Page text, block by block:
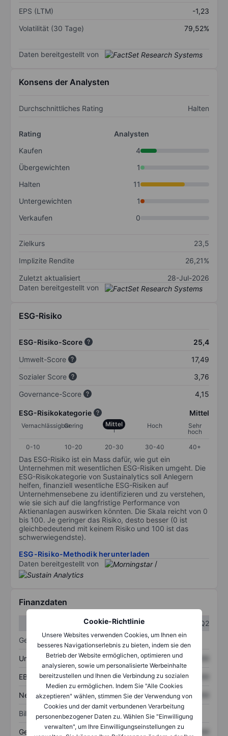
Cookie-Richtlinie
Unsere Websites verwenden Cookies, um Ihnen ein
besseres Navigationserlebnis zu bieten, indem sie den
Betrieb der Website ermöglichen, optimieren und
analysieren, sowie um personalisierte Werbeinhalte
bereitzustellen und Ihnen die Verbindung zu sozialen
Medien zu ermöglichen. Indem Sie "Alle Cookies
akzeptieren" wählen, stimmen Sie der Verwendung von
Cookies und der damit verbundenen Verarbeitung
personenbezogener Daten zu. Wählen Sie "Einwilligung
verwalten", um Ihre Einwilligungseinstellungen zu
EPS (LTM)
-1,23
Volatilität (30 Tage)
79,52%
Daten bereitgestellt von
Konsens der Analysten
Durchschnittliches Rating Halten
Rating
Analysten
Kaufen
4
Übergewichten
1
Halten
11
Untergewichten
1
Verkaufen
0
Zielkurs
23,5
Implizite Rendite
26,21%
Zuletzt aktualisiert
28-Jul-2026
Daten bereitgestellt von
ESG-Risiko
ESG-Risiko-Score
25,4
Umwelt-Score
17,49
Sozialer Score
3,76
Governance-Score
4,15
ESG-Risikokategorie Mittel
VernachlässigbarGering Mittel Hoch
Sehr
hoch
0-10
10-20 20-30 30-40 40+
Das ESG-Risiko ist ein Mass dafür, wie gut ein
Unternehmen mit wesentlichen ESG-Risiken umgeht. Die
ESG-Risikokategorie von Sustainalytics soll Anlegern
helfen, finanziell wesentliche ESG-Risiken auf
Unternehmensebene zu identifizieren und zu verstehen,
wie sie sich auf die langfristige Performance von
Aktienanlagen auswirken könnten. Die Skala reicht von 0
bis 100. Je geringer das Risiko, desto besser (0 ist
gleichbedeutend mit keinem Risiko und 100 ist das
schwerwiegendste).
ESG-Risiko-Methodik herunterladen
Daten bereitgestellt von
/
Finanzdaten
Q2
Gewinn- und Verlustrechnung
Umsatz XXXXXXX XXXXXXX
EBITDA XXXXXXX XXXXXXX
Nettoeinkommen XXXXXXX XXXXXXX
Bilanz
Gesamtvermögen XXXXXXX XXXXXXX